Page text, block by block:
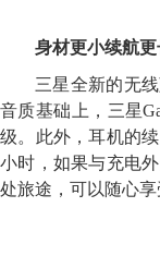
身材更小续航
三星全新的无
音质基础上，三星
级。此外，耳机的
小时，如果与充电
处旅途，可以随心享